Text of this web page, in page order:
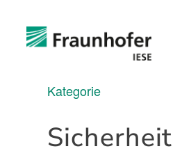
Kategorie
Sicherheit